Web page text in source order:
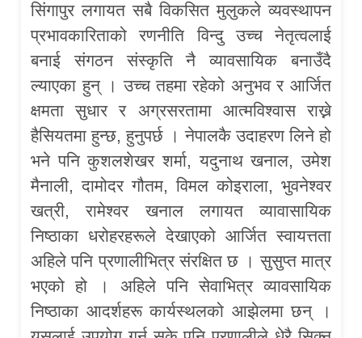
सिंगापुर लगायत सबै विकसित मुलुकले व्यवस्थापन
प्रभावकारिताको रणनीति विन्दु उच्च नेतृत्वलाई
बनाई संगठन संस्कृति नै व्यावसायिक बनाउँदै
ल्याएका हुन् । उच्च तहमा रहेको अनुभव र आर्जित
क्षमता सुधार र अग्रसरतामा आत्मविश्वास राख्ने
हैसियतमा हुन्छ, हुनुपर्छ । नेपालकै उदाहरण लिने हो
भने पनि कुशलशेखर शर्मा, यदुनाथ खनाल, उमेश
मैनाली, दामोदर गौतम, विमल कोइराला, भुवनेश्वर
खत्री, रामेश्वर खनाल लगायत व्यावासायिक
निष्ठाका धरोहरहरूले देखाएको आर्जित स्वायत्तता
अहिले पनि प्रणालीभित्र संरक्षित छ । सुसुप्त मात्र
भएको हो । अहिले पनि सेवाभित्र व्यावसायिक
निष्ठाका आदर्शहरू कार्यस्थलको आझेलमा छन् ।